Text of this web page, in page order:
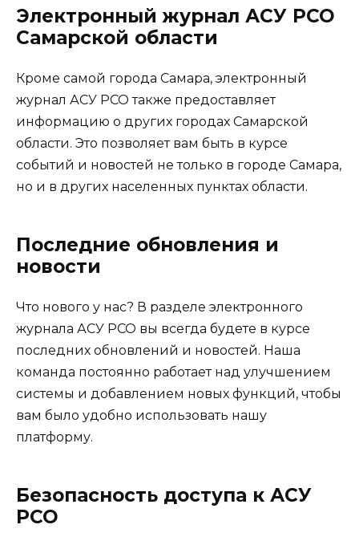
Электронный журнал АСУ РСО
Самарской области
Кроме самой города Самара, электронный
журнал АСУ РСО также предоставляет
информацию о других городах Самарской
области. Это позволяет вам быть в курсе
событий и новостей не только в городе Самара,
но и в других населенных пунктах области.
Последние обновления и
новости
Что нового у нас? В разделе электронного
журнала АСУ РСО вы всегда будете в курсе
последних обновлений и новостей. Наша
команда постоянно работает над улучшением
системы и добавлением новых функций, чтобы
вам было удобно использовать нашу
платформу.
Безопасность доступа к АСУ
РСО